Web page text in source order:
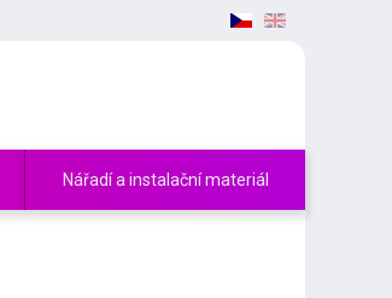
Nářadí a instalační materiál